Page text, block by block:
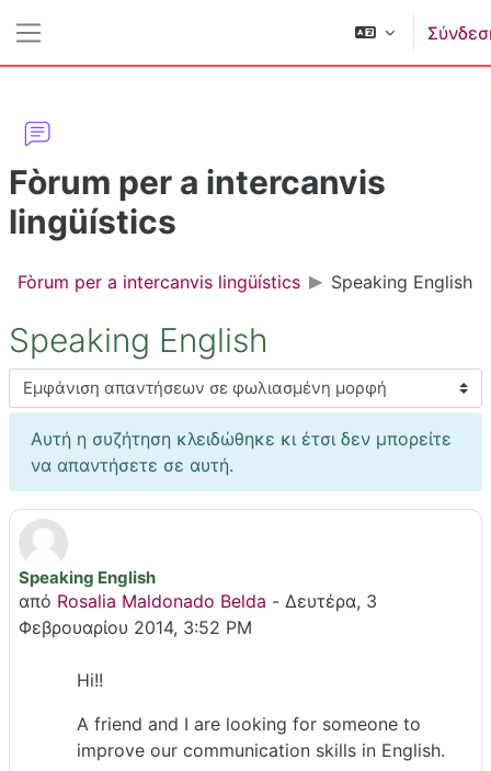
Fòrum per a intercanvis
lingüístics
Fòrum per a intercanvis lingüístics Speaking English
Speaking English
Λειτουργία εμφάνισης
Αυτή η συζήτηση κλειδώθηκε κι έτσι δεν μπορείτε
να απαντήσετε σε αυτή.
Speaking English
από Rosalia Maldonado Belda - Δευτέρα, 3
Φεβρουαρίου 2014, 3:52 PM
Αριθμός απαντήσεων: 0
Hi!!
A friend and I are looking for someone to
improve our communication skills in English.